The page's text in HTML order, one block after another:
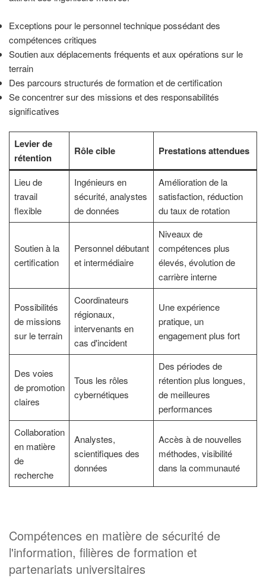
Exceptions pour le personnel technique possédant des
compétences critiques
Soutien aux déplacements fréquents et aux opérations sur le
terrain
Des parcours structurés de formation et de certification
Se concentrer sur des missions et des responsabilités
significatives
Levier de
rétention
Rôle cible Prestations attendues
Lieu de
travail
flexible
Ingénieurs en
sécurité, analystes
de données
Amélioration de la
satisfaction, réduction
du taux de rotation
Soutien à la
certification
Personnel débutant
et intermédiaire
Niveaux de
compétences plus
élevés, évolution de
carrière interne
Possibilités
de missions
sur le terrain
Coordinateurs
régionaux,
intervenants en
cas d'incident
Une expérience
pratique, un
engagement plus fort
Des voies
de promotion
claires
Tous les rôles
cybernétiques
Des périodes de
rétention plus longues,
de meilleures
performances
Collaboration
en matière
de
recherche
Analystes,
scientifiques des
données
Accès à de nouvelles
méthodes, visibilité
dans la communauté
Compétences en matière de sécurité de
l'information, filières de formation et
partenariats universitaires